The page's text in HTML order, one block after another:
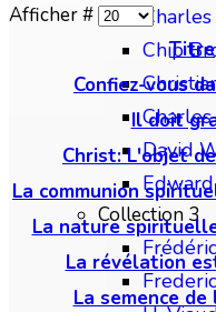
Chip
David
Collection 3
Afficher #
Titre
Confiez-vous
Il doit
Christ: L'objet
La communion
La nature
La révélation
La semence de